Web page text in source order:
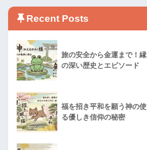
Recent Posts
旅の安全から金運まで！
の深い歴史とエピソード
福を招き平和を願う神の
る優しき信仰の秘密